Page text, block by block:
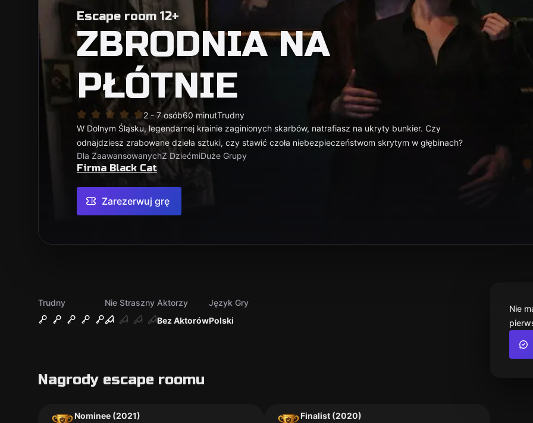
Escape room 12+
ZBRODNIA NA
PŁÓTNIE
2 - 7 osób60 minutTrudny
W Dolnym Śląsku, legendarnej krainie zaginionych skarbów, natrafiasz na ukryty bunkier. Czy
odnajdziesz zrabowane dzieła sztuki, czy stawić czoła niebezpieczeństwom skrytym w głębinach?
Dla ZaawansowanychZ DziećmiDuże Grupy
Firma Black Cat
Zarezerwuj grę
Trudny
Nie Straszny
Bez Aktorów
Aktorzy
Polski
Język Gry
Nagrody escape roomu
Nominee (2021)
Finalist (2020)
Nie